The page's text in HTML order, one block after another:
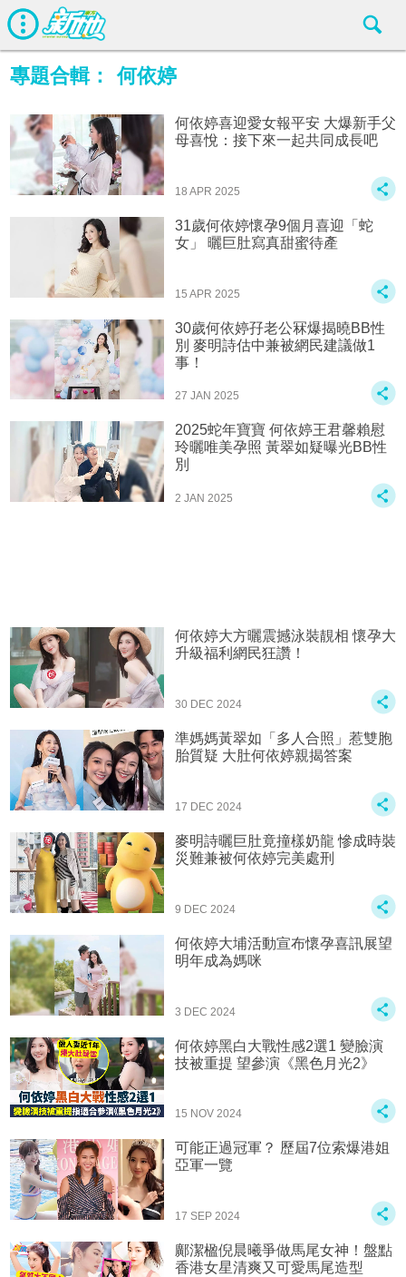
專題合輯： 何依婷
何依婷喜迎愛女報平安 大爆新手父
母喜悅：接下來一起共同成長吧
18 APR 2025
31歲何依婷懷孕9個月喜迎「蛇
女」 曬巨肚寫真甜蜜待產
15 APR 2025
30歲何依婷孖老公冧爆揭曉BB性
別 麥明詩估中兼被網民建議做1
事！
27 JAN 2025
2025蛇年寶寶 何依婷王君馨賴慰
玲曬唯美孕照 黃翠如疑曝光BB性
別
2 JAN 2025
何依婷大方曬震撼泳裝靚相 懷孕大
升級福利網民狂讚！
30 DEC 2024
準媽媽黃翠如「多人合照」惹雙胞
胎質疑 大肚何依婷親揭答案
17 DEC 2024
麥明詩曬巨肚竟撞樣奶龍 慘成時裝
災難兼被何依婷完美處刑
9 DEC 2024
何依婷大埔活動宣布懷孕喜訊展望
明年成為媽咪
3 DEC 2024
何依婷黑白大戰性感2選1 變臉演
技被重提 望參演《黑色月光2》
15 NOV 2024
可能正過冠軍？ 歷屆7位索爆港姐
亞軍一覽
17 SEP 2024
鄺潔楹倪晨曦爭做馬尾女神！盤點
香港女星清爽又可愛馬尾造型